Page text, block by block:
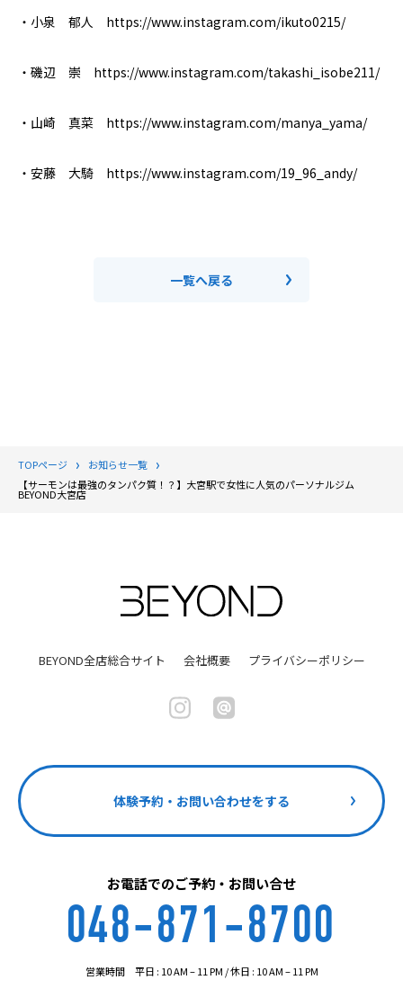
・小泉 郁人 https://www.instagram.com/ikuto0215/
・磯辺 崇 https://www.instagram.com/takashi_isobe211/
・山崎 真菜 https://www.instagram.com/manya_yama/
・安藤 大騎 https://www.instagram.com/19_96_andy/
一覧へ戻る
TOPページ
お知らせ一覧
【サーモンは最強のタンパク質！？】大宮駅で女性に人気のパーソナルジム
BEYOND大宮店
BEYOND全店総合サイト 会社概要 プライバシーポリシー
体験予約・お問い合わせをする
お電話でのご予約・お問い合せ
048-871-8700
営業時間 平日 : 10 AM – 11 PM / 休日 : 10 AM – 11 PM